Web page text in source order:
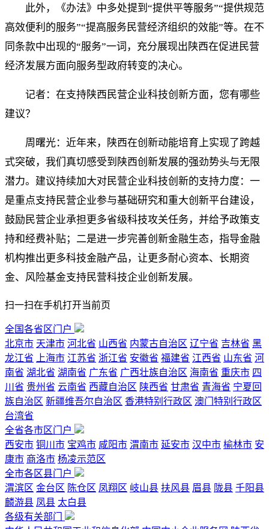
此外，《办法》中多处提到“提供平等服务”“提供规范
高效便利的服务”“提高服务民营经济组织的效能”等。在不
同条款中出现的“服务”一词，充分展现出陕西在促进民营
经济发展方面向服务型政府转变的决心。
记者：在支持陕西民营企业科技创新方面，您有哪些
建议？
周曙光：近年来，陕西在创新动能培育上实现了跨越
式突破，我们真切感受到陕西创新发展的强劲势头与无限
潜力。建议持续加大对民营企业科技创新的支持力度：一
是重点支持民营企业参与基础研究和重大创新平台建设，
鼓励民营企业承担更多省级科技攻关任务，并给予政策支
持和经费补贴；二是进一步完善创新金融生态，指导金融
机构推出更多科技金融产品，让更多耐心资本、长期资
金、风险基金支持民营科技企业创新发展。
扫一扫在手机打开当前页
全国各省区门户
北京市 天津市 河北省 山西省 内蒙古自治区 辽宁省 吉林省 黑
龙江省
上海市 江苏省 浙江省 安徽省 福建省 江西省 山东省 河
南省 湖北省 湖南省 广东省 广西壮族自治区 海南省 重庆市 四
川省 贵州省 云南省 西藏自治区 陕西省 甘肃省 青海省 宁夏回
族自治区 新疆维吾尔自治区 香港特别行政区 澳门特别行政区
台湾省
全省各市区门户
西安市 铜川市 宝鸡市 咸阳市 渭南市 延安市 汉中市 榆林市 安
康市 商洛市 杨凌示范区
全市各区县门户
渭滨区 金台区 陈仓区 凤翔区 岐山县 扶风县 眉县 陇县 千阳县
麟游县 凤县 太白县
各级有关部门